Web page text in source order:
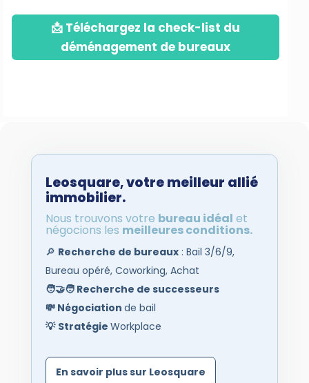
📩 Téléchargez la check-list du
déménagement de bureaux
Leosquare,votre meilleur allié
immobilier.
Nous trouvons votre bureau idéal et
négocions les meilleures conditions.
🔎 Recherche de bureaux: Bail 3/6/9,
Bureau opéré, Coworking, Achat
🧑‍🤝‍🧑 Recherche de successeurs
💸 Négociation de bail
💡 Stratégie Workplace
En savoir plus sur Leosquare